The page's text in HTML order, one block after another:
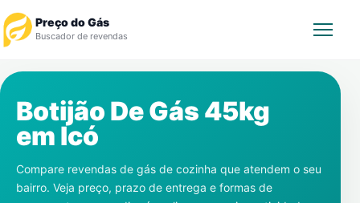
Preço do Gás
Buscador de revendas
Revendedor
Notícias
Botijão De Gás 45kg
em Icó
Compare revendas de gás de cozinha que atendem o seu
bairro. Veja preço, prazo de entrega e formas de